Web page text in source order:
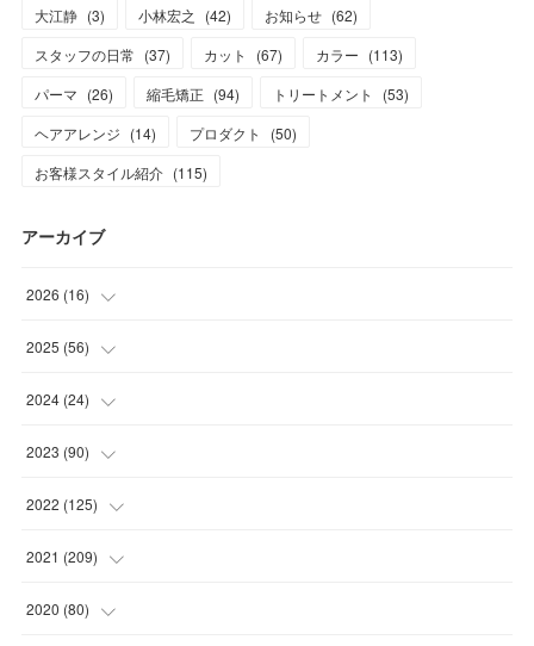
大江静 (3) 小林宏之 (42) お知らせ (62)
スタッフの日常 (37) カット (67) カラー (113)
パーマ (26) 縮毛矯正 (94) トリートメント (53)
ヘアアレンジ (14) プロダクト (50)
お客様スタイル紹介 (115)
アーカイブ
2026 (16)
(1
(1
(7
(7)
2025 (56)
(5
(11 )
(17
(15
2024 (24)
(1
(1)
(2)
(9
2023 (90)
(12
(17
(16
2022 (125)
(8)
(11 )
2021 (209)
(9
2020 (80)